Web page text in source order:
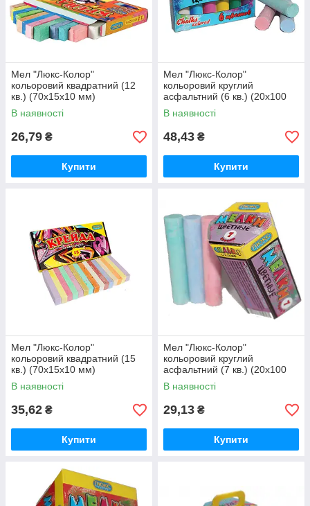
Мел "Люкс-Колор"
кольоровий квадратний (12
кв.) (70x15x10 мм)
В наявності
26,79 ₴
Купити
Мел "Люкс-Колор"
кольоровий круглий
асфальтний (6 кв.) (20x100
мм)
В наявності
48,43 ₴
Купити
Мел "Люкс-Колор"
кольоровий квадратний (15
кв.) (70x15x10 мм)
В наявності
35,62 ₴
Купити
Мел "Люкс-Колор"
кольоровий круглий
асфальтний (7 кв.) (20x100
мм)
В наявності
29,13 ₴
Купити